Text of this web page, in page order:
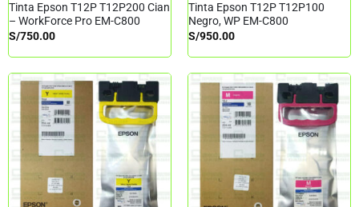
Tinta Epson T12P T12P200 Cian
– WorkForce Pro EM-C800
S/750.00
Tinta Epson T12P T12P100
Negro, WP EM-C800
S/950.00